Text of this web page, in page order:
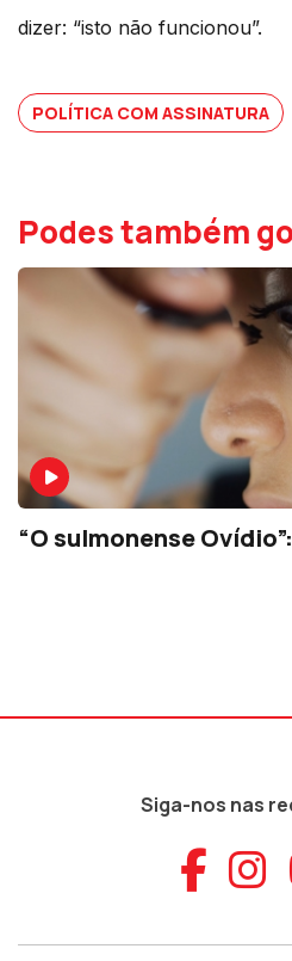
dizer: “isto não funcionou”.
POLÍTICA COM ASSINATURA
Podes também
“O sulmonense
Siga-nos nas